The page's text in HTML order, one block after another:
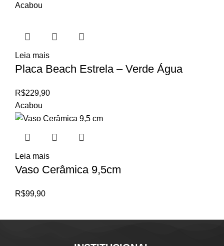
Acabou
Leia mais
Placa Beach Estrela – Verde Água
R$229,90
Acabou
Leia mais
Vaso Cerâmica 9,5cm
R$99,90